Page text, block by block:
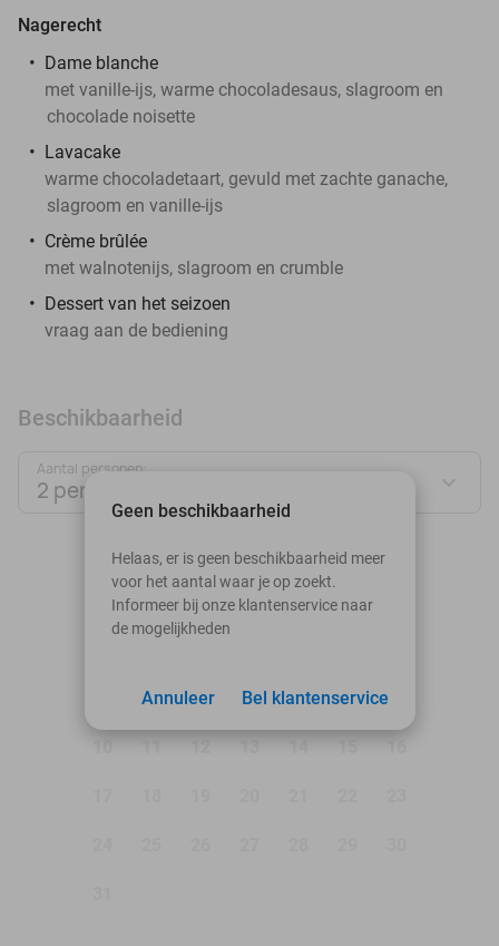
Nagerecht
Dame blanche
met vanille-ijs, warme chocoladesaus, slagroom en
chocolade noisette
Lavacake
warme chocoladetaart, gevuld met zachte ganache,
slagroom en vanille-ijs
Crème brûlée
met walnotenijs, slagroom en crumble
Dessert van het seizoen
vraag aan de bediening
Beschikbaarheid
Aantal personen:
2 personen
augustus 2026
Ma
Di Wo Do Vr
4 5 6 7 8
Geen beschikbaarheid
Helaas, er is geen beschikbaarheid meer
voor het aantal waar je op zoekt.
Informeer bij onze klantenservice naar
de mogelijkheden
Bel klantenservice
Annuleer